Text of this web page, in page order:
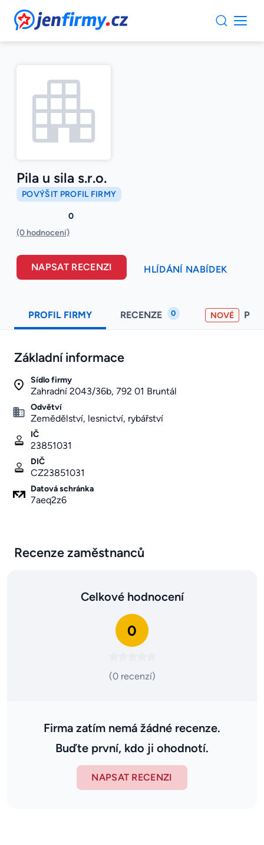
JenFirmy.cz
Pila u sila s.r.o.
POVÝŠIT PROFIL FIRMY
0
(0 hodnocení)
NAPSAT RECENZI HLÍDÁNÍ NABÍDEK
PROFIL FIRMY RECENZE 0 NOVÉ
Základní informace
Sídlo firmy
Zahradní 2043/36b, 792 01 Bruntál
Odvětví
Zemědělství, lesnictví, rybářství
IČ
23851031
DIČ
CZ23851031
Datová schránka
7aeq2z6
Recenze zaměstnanců
Celkové hodnocení
0
(0 recenzí)
Firma zatím nemá žádné recenze.
Buďte první, kdo ji ohodnotí.
NAPSAT RECENZI